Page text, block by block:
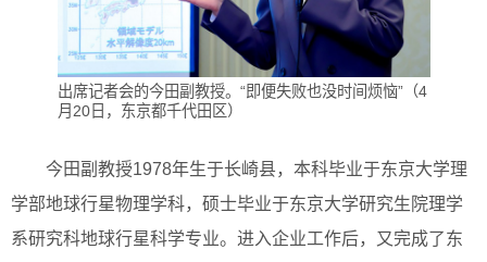
出席记者会的今田副教授。“即便失败也没时间烦恼”（4
月20日，东京都千代田区）
今田副教授1978年生于长崎县，本科毕业于东京大学理
学部地球行星物理学科，硕士毕业于东京大学研究生院理学
系研究科地球行星科学专业。进入企业工作后，又完成了东